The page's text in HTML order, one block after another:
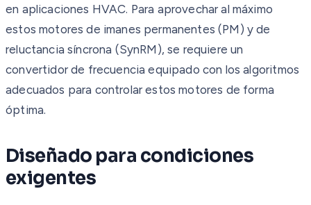
en aplicaciones HVAC. Para aprovechar al máximo
estos motores de imanes permanentes (PM) y de
reluctancia síncrona (SynRM), se requiere un
convertidor de frecuencia equipado con los algoritmos
adecuados para controlar estos motores de forma
óptima.
Diseñado para condiciones
exigentes